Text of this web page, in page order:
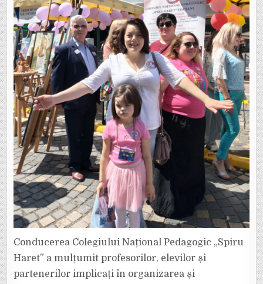
Conducerea Colegiului Național Pedagogic „Spiru
Haret” a mulțumit profesorilor, elevilor și
partenerilor implicați în organizarea și